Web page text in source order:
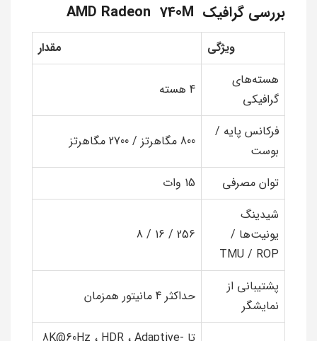
بررسی گرافیک AMD Radeon 740M
ویژگی
مقدار
هسته‌های
گرافیکی
4 هسته
فرکانس پایه /
بوست
800 مگاهرتز / 2700 مگاهرتز
توان مصرفی
15 وات
شیدینگ
یونیت‌ها /
TMU / ROP
256 / 16 / 8
پشتیبانی از
نمایشگر
حداکثر 4 مانیتور همزمان